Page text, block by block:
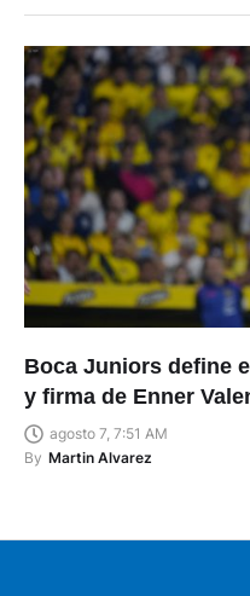
Boca Juniors define
y firma de Enner
agosto 7, 7:51 AM
By Martin Alvarez